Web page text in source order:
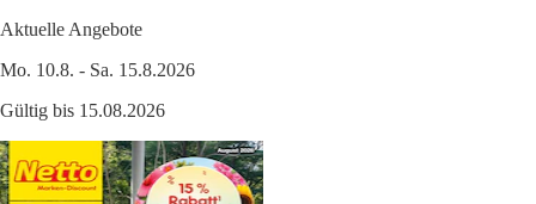
Aktuelle Angebote
Mo. 10.8. - Sa. 15.8.2026
Gültig bis 15.08.2026